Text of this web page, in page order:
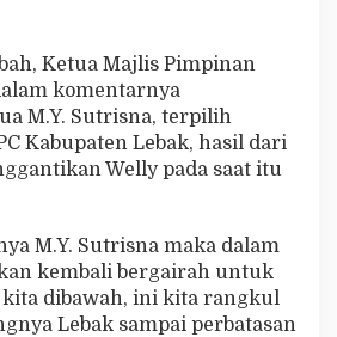
n
b
Ketua Majlis Pimpinan
komentarnya
M.Y. Sutrisna, terpilih
Kabupaten Lebak, hasil dari
Welly pada saat itu
M.Y. Sutrisna maka dalam
kembali bergairah untuk
kita dibawah, ini kita rangkul
Lebak sampai perbatasan